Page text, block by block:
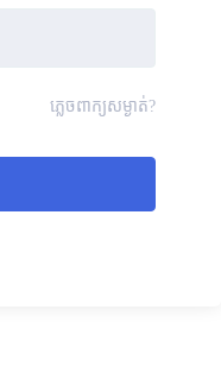
ភ្លេចពាក្យសម្ងាត់?